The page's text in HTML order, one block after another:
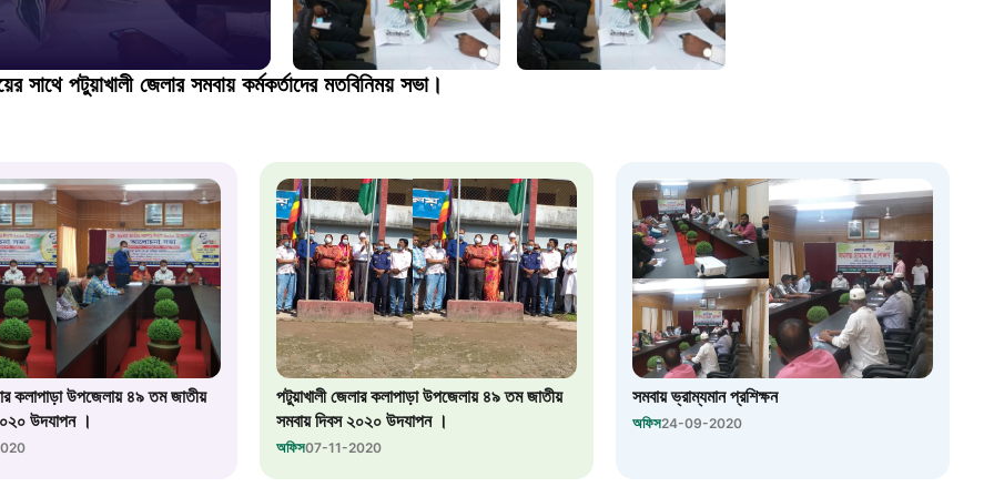
১০৯৮
১৬১০৯
বাংলাদেশ কর্মচারী কল্যাণ বোর্ড হটলাইন
০১৯০৮৮৮৮৮৮৮
মাদকদ্রব্য নিয়ন্ত্রণ হটলাইন
১৬১১৩
জরুরী অভ্যন্তরীণ নৌ-পরিবহন হটলাইন
পটুয়াখালী জেলার সমবায় কর্মকর্তাদের মতবিনিময় সভা।
কলাপাড়া উপজেলায় ৪৯ তম জাতীয়
উদযাপন ।
পটুয়াখালী জেলার কলাপাড়া উপজেলায় ৪৯ তম জাতীয়
সমবায় দিবস ২০২০ উদযাপন ।
অফিস07-11-2020
সমবায় ভ্রাম্যমান প্রশিক্ষন
অফিস24-09-2020